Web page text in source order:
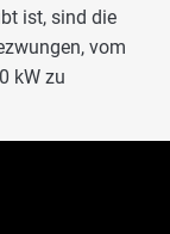
ist, sind die
vom
kW zu